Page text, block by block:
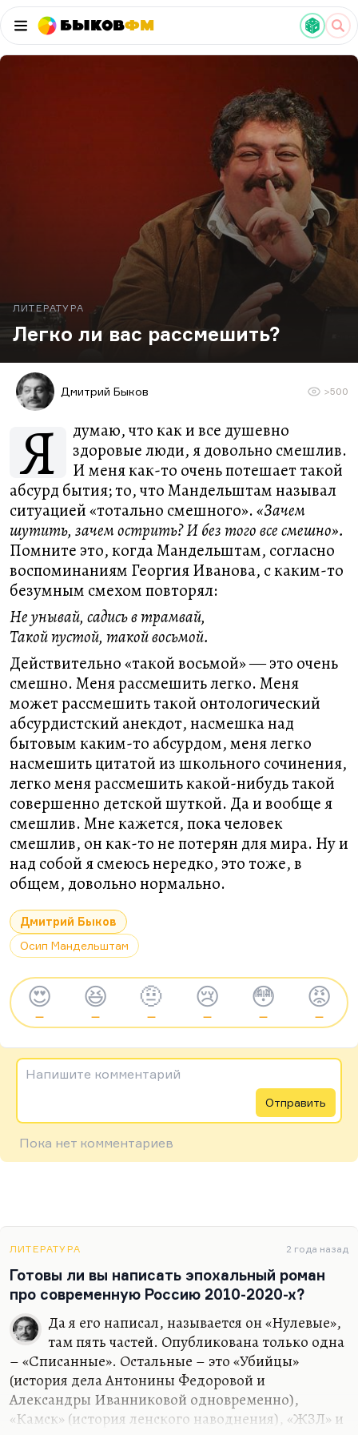
БыковФМ
ЛИТЕРАТУРА
Легко ли вас рассмешить?
Дмитрий Быков >500
Я
думаю, что как и все душевно
здоровые люди, я довольно смешлив.
И меня как-то очень потешает такой
абсурд бытия; то, что Мандельштам называл
ситуацией «тотально смешного».«Зачем
шутить, зачем острить? И без того все смешно».
Помните это, когда Мандельштам, согласно
воспоминаниям Георгия Иванова, с каким-то
безумным смехом повторял:
Не унывай, садись в трамвай,
Такой пустой, такой восьмой.
Действительно «такой восьмой» ― это очень
смешно. Меня рассмешить легко. Меня
может рассмешить такой онтологический
абсурдистский анекдот, насмешка над
бытовым каким-то абсурдом, меня легко
насмешить цитатой из школьного сочинения,
легко меня рассмешить какой-нибудь такой
совершенно детской шуткой. Да и вообще я
смешлив. Мне кажется, пока человек
смешлив, он как-то не потерян для мира. Ну и
над собой я смеюсь нередко, это тоже, в
общем, довольно нормально.
Дмитрий Быков
Осип Мандельштам
😍
—
😆
—
🤨
—
😢
—
😳
—
😡
—
Напишите комментарий
Отправить
Пока нет комментариев
ЛИТЕРАТУРА 2 года назад
Готовы ли вы написать эпохальный роман
про современную Россию 2010-2020-х?
Да я его написал, называется он «Нулевые»,
там пять частей. Опубликована только одна
– «Списанные». Остальные – это «Убийцы»
(история дела Антонины Федоровой и
Александры Иванниковой одновременно),
«Камск» (история ленского наводнения), «ЖЗЛ» и